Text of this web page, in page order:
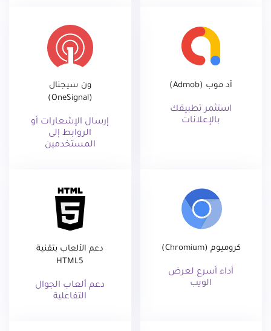
أد موب (Admob)
استثمر تطبيقك
بالإعلانات
ون سيجنال
(OneSignal)
إرسال الإشعارات أو
الروابط إلى
المستخدمين
كروميوم (Chromium)
أداء أسرع لعرض
الويب
دعم الألعاب بتقنية
HTML5
دعم ألعاب الجوال
التفاعلية